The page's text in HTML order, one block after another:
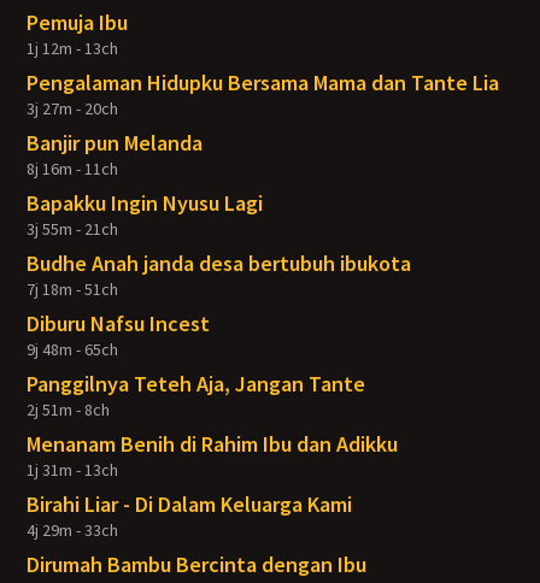
Pemuja Ibu
1j 12m - 13ch
Pengalaman Hidupku Bersama Mama dan Tante Lia
3j 27m - 20ch
Banjir pun Melanda
8j 16m - 11ch
Bapakku Ingin Nyusu Lagi
3j 55m - 21ch
Budhe Anah janda desa bertubuh ibukota
7j 18m - 51ch
Diburu Nafsu Incest
9j 48m - 65ch
Panggilnya Teteh Aja, Jangan Tante
2j 51m - 8ch
Menanam Benih di Rahim Ibu dan Adikku
1j 31m - 13ch
Birahi Liar - Di Dalam Keluarga Kami
4j 29m - 33ch
Dirumah Bambu Bercinta dengan Ibu